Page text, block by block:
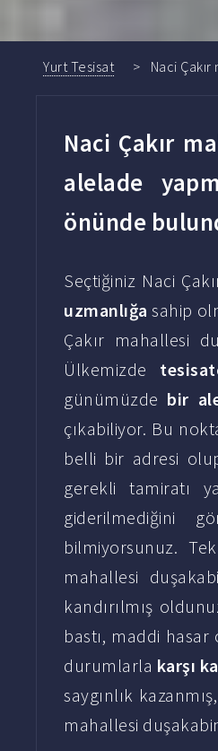
Yurt Tesisat Naci
Naci Çakır
alelade
önünde
Seçtiğiniz Naci
uzmanlığasahip
Çakır mahallesi
Ülkemizde
günümüzde bir
çıkabiliyor. Bu
belli bir adresi
gerekli tamiratı
giderilmediğini
bilmiyorsunuz.
mahallesi
kandırılmış
bastı, maddi
durumlarla karşı
saygınlık
mahallesi